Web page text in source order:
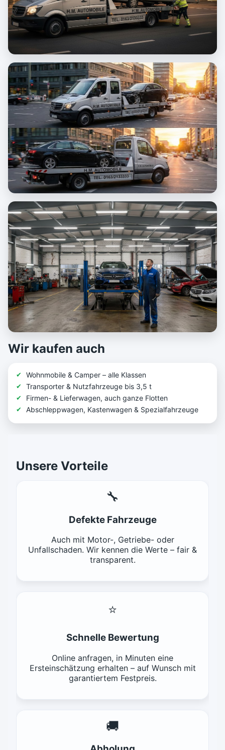
Wir kaufen auch
Wohnmobile & Camper – alle Klassen
Transporter & Nutzfahrzeuge bis 3,5 t
Firmen- & Lieferwagen, auch ganze Flotten
Abschleppwagen, Kastenwagen & Spezialfahrzeuge
Unsere Vorteile
🔧
Defekte Fahrzeuge
Auch mit Motor-, Getriebe- oder
Unfallschaden. Wir kennen die Werte – fair &
transparent.
⭐
Schnelle Bewertung
Online anfragen, in Minuten eine
Ersteinschätzung erhalten – auf Wunsch mit
garantiertem Festpreis.
🚚